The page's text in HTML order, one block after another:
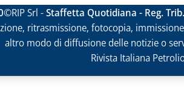
©RIP Srl -Staffetta Quotidiana - Reg.
ritrasmissione, fotocopia,
altro modo di diffusione delle notizie o
Rivista Italiana